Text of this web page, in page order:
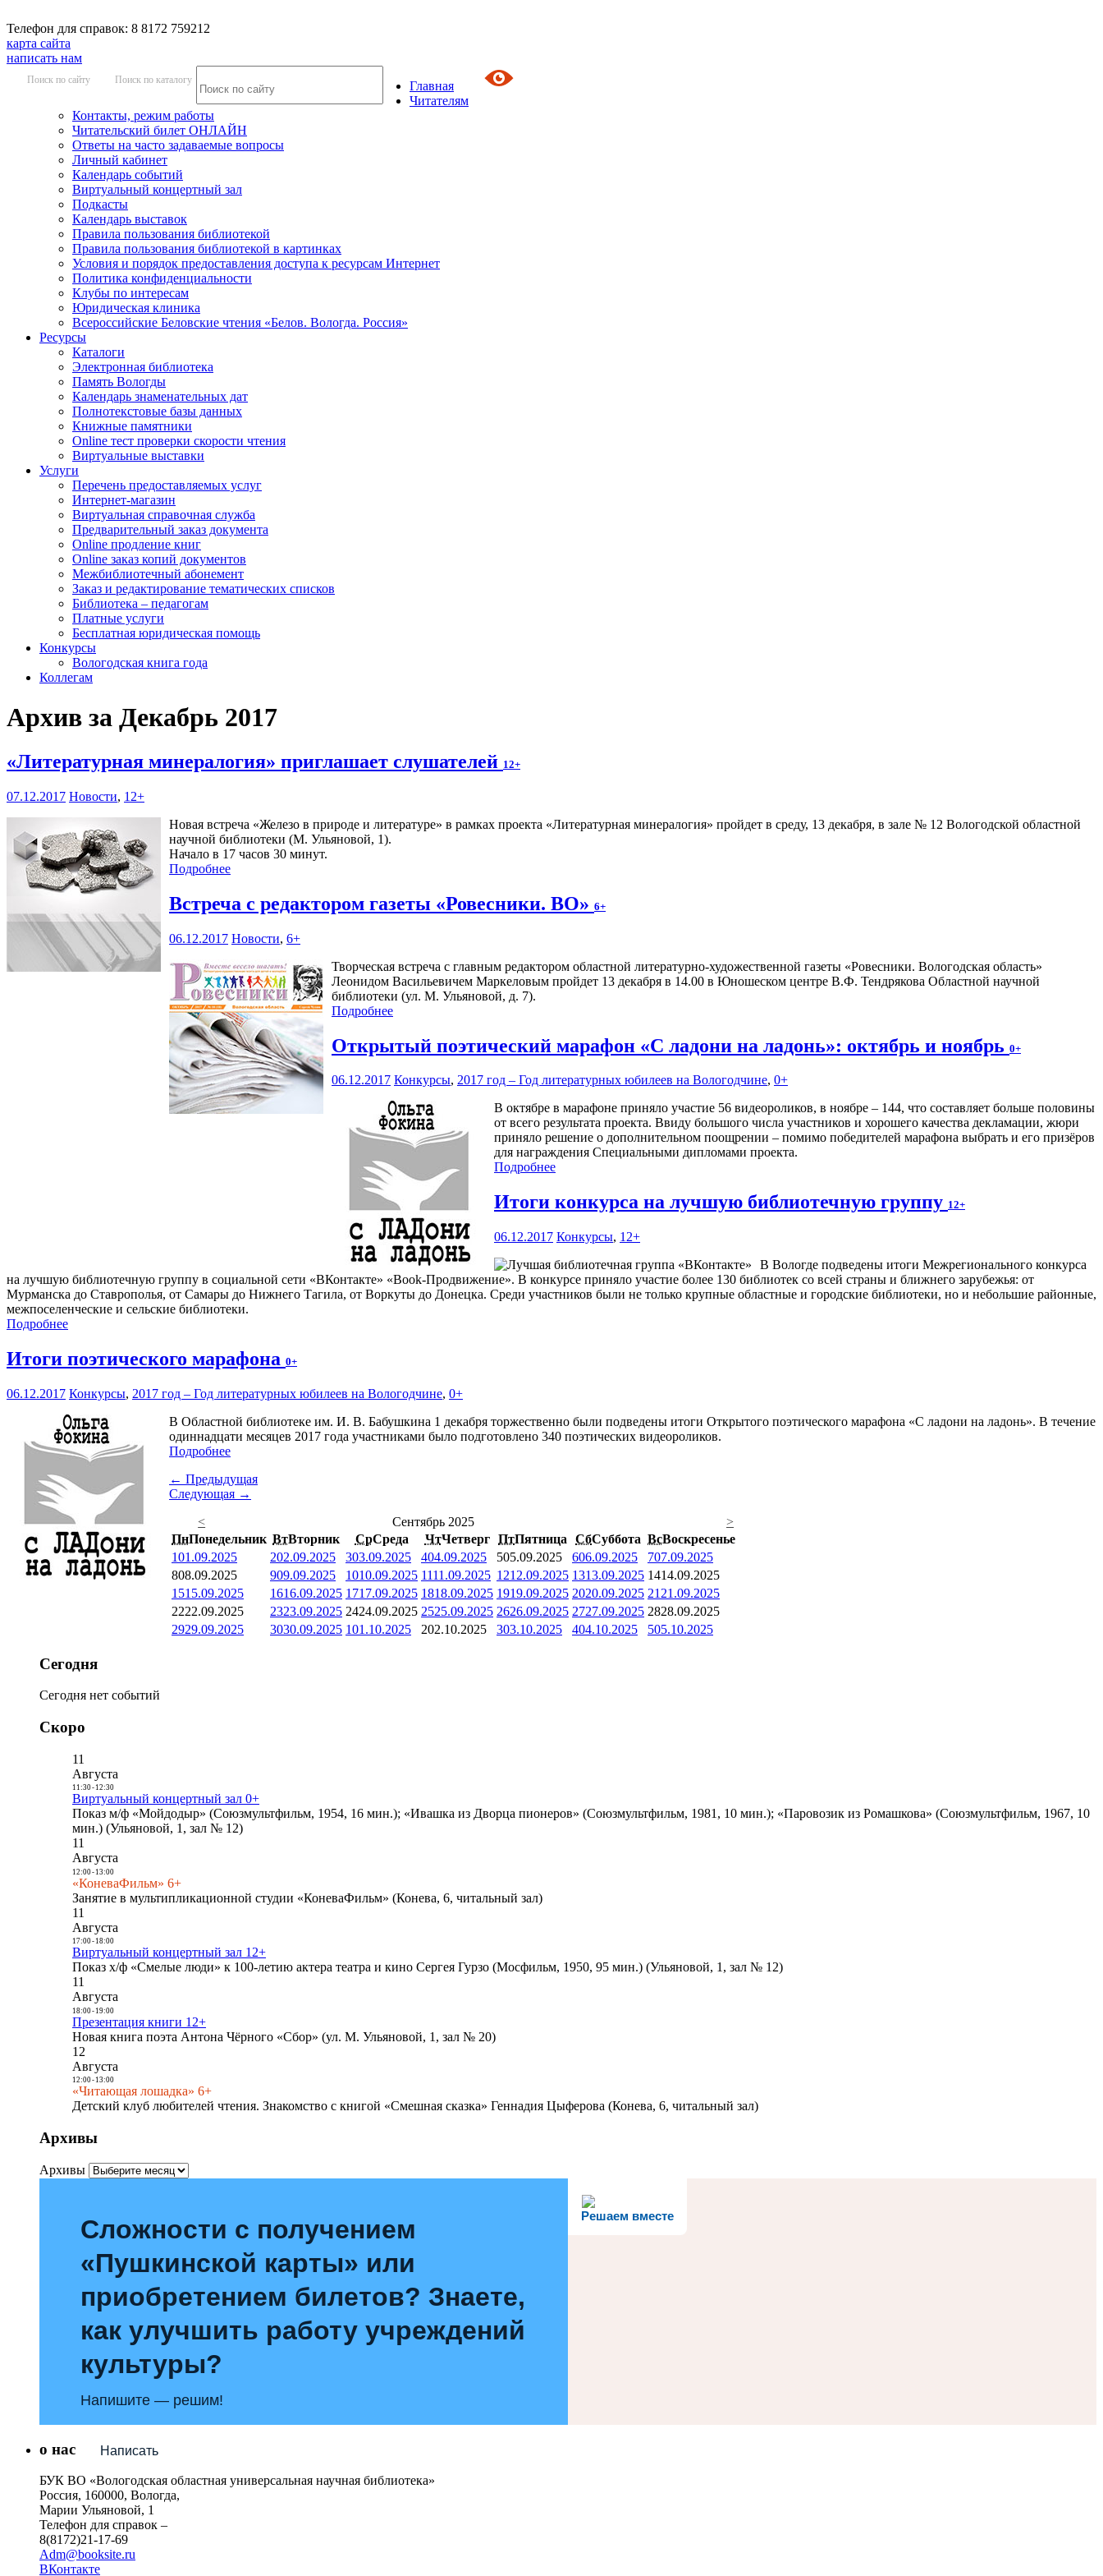
Телефон для справок: 8 8172 759212
карта сайта
написать нам
Поиск по сайту Поиск по каталогу
Главная
Читателям
Контакты, режим работы
Читательский билет ОНЛАЙН
Ответы на часто задаваемые вопросы
Личный кабинет
Календарь событий
Виртуальный концертный зал
Подкасты
Календарь выставок
Правила пользования библиотекой
Правила пользования библиотекой в картинках
Условия и порядок предоставления доступа к ресурсам Интернет
Политика конфиденциальности
Клубы по интересам
Юридическая клиника
Всероссийские Беловские чтения «Белов. Вологда. Россия»
Ресурсы
Каталоги
Электронная библиотека
Память Вологды
Календарь знаменательных дат
Полнотекстовые базы данных
Книжные памятники
Online тест проверки скорости чтения
Виртуальные выставки
Услуги
Перечень предоставляемых услуг
Интернет-магазин
Виртуальная справочная служба
Предварительный заказ документа
Online продление книг
Online заказ копий документов
Межбиблиотечный абонемент
Заказ и редактирование тематических списков
Библиотека – педагогам
Платные услуги
Бесплатная юридическая помощь
Конкурсы
Вологодская книга года
Коллегам
Архив за Декабрь 2017
«Литературная минералогия» приглашает слушателей 12+
07.12.2017 Новости, 12+
Новая встреча «Железо в природе и литературе» в рамках проекта «Литературная минералогия» пройдет в среду, 13 декабря, в зале № 12 Вологодской областной
научной библиотеки (М. Ульяновой, 1).
Начало в 17 часов 30 минут.
Подробнее
Встреча с редактором газеты «Ровесники. ВО» 6+
06.12.2017 Новости, 6+
Творческая встреча с главным редактором областной литературно-художественной газеты «Ровесники. Вологодская область»
Леонидом Васильевичем Маркеловым пройдет 13 декабря в 14.00 в Юношеском центре В.Ф. Тендрякова Областной научной
библиотеки (ул. М. Ульяновой, д. 7).
Подробнее
Открытый поэтический марафон «С ладони на ладонь»: октябрь и ноябрь 0+
06.12.2017 Конкурсы, 2017 год – Год литературных юбилеев на Вологодчине, 0+
В октябре в марафоне приняло участие 56 видеороликов, в ноябре – 144, что составляет больше половины
от всего результата проекта. Ввиду большого числа участников и хорошего качества декламации, жюри
приняло решение о дополнительном поощрении – помимо победителей марафона выбрать и его призёров
для награждения Специальными дипломами проекта.
Подробнее
Итоги конкурса на лучшую библиотечную группу 12+
06.12.2017 Конкурсы, 12+
В Вологде подведены итоги Межрегионального конкурса
на лучшую библиотечную группу в социальной сети «ВКонтакте» «Book-Продвижение». В конкурсе приняло участие более 130 библиотек со всей страны и ближнего зарубежья: от
Мурманска до Ставрополья, от Самары до Нижнего Тагила, от Воркуты до Донецка. Среди участников были не только крупные областные и городские библиотеки, но и небольшие районные,
межпоселенческие и сельские библиотеки.
Подробнее
Итоги поэтического марафона 0+
06.12.2017 Конкурсы, 2017 год – Год литературных юбилеев на Вологодчине, 0+
В Областной библиотеке им. И. В. Бабушкина 1 декабря торжественно были подведены итоги Открытого поэтического марафона «С ладони на ладонь». В течение
одиннадцати месяцев 2017 года участниками было подготовлено 340 поэтических видеороликов.
Подробнее
← Предыдущая
Следующая →
<
Сентябрь 2025
>
ПнПонедельник ВтВторник СрСреда ЧтЧетверг ПтПятница СбСуббота ВсВоскресенье
101.09.2025 202.09.2025 303.09.2025 404.09.2025 505.09.2025 606.09.2025 707.09.2025
808.09.2025 909.09.2025 1010.09.2025 1111.09.2025 1212.09.2025 1313.09.2025 1414.09.2025
1515.09.2025 1616.09.2025 1717.09.2025 1818.09.2025 1919.09.2025 2020.09.2025 21 21.09.2025
2222.09.2025 2323.09.2025 2424.09.2025 2525.09.2025 2626.09.2025 2727.09.2025 2828.09.2025
2929.09.2025 3030.09.2025 101.10.2025 202.10.2025 303.10.2025 404.10.2025 505.10.2025
Сегодня
Сегодня нет событий
Скоро
11
Августа
11:30- 12:30
Виртуальный концертный зал 0+
Показ м/ф «Мойдодыр» (Союзмультфильм, 1954, 16 мин.); «Ивашка из Дворца пионеров» (Союзмультфильм, 1981, 10 мин.); «Паровозик из Ромашкова» (Союзмультфильм, 1967, 10
мин.) (Ульяновой, 1, зал № 12)
11
Августа
12:00- 13:00
«КоневаФильм» 6+
Занятие в мультипликационной студии «КоневаФильм» (Конева, 6, читальный зал)
11
Августа
17:00- 18:00
Виртуальный концертный зал 12+
Показ х/ф «Смелые люди» к 100-летию актера театра и кино Сергея Гурзо (Мосфильм, 1950, 95 мин.) (Ульяновой, 1, зал № 12)
11
Августа
18:00- 19:00
Презентация книги 12+
Новая книга поэта Антона Чёрного «Сбор» (ул. М. Ульяновой, 1, зал № 20)
12
Августа
12:00- 13:00
«Читающая лошадка» 6+
Детский клуб любителей чтения. Знакомство с книгой «Смешная сказка» Геннадия Цыферова (Конева, 6, читальный зал)
Архивы
Архивы
Решаем вместе
Сложности с получением
«Пушкинской карты» или
приобретением билетов? Знаете,
как улучшить работу учреждений
культуры?
Напишите — решим!
Написать
о нас
БУК ВО «Вологодская областная универсальная научная библиотека»
Россия, 160000, Вологда,
Марии Ульяновой, 1
Телефон для справок –
8(8172)21-17-69
Adm@booksite.ru
ВКонтакте